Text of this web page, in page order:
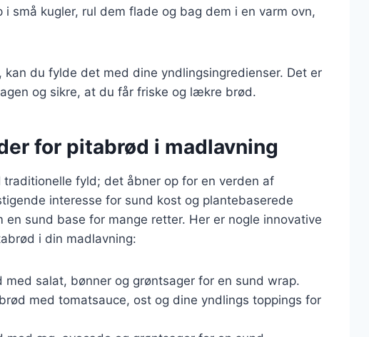
i små kugler, rul dem flade og bag dem i en varm ovn,
du fylde det med dine yndlingsingredienser. Det er
og sikre, at du får friske og lækre brød.
for pitabrød i madlavning
fyld; det åbner op for en verden af
interesse for sund kost og plantebaserede
sund base for mange retter. Her er nogle innovative
i din madlavning:
med salat, bønner og grøntsager for en sund wrap.
med tomatsauce, ost og dine yndlings toppings for